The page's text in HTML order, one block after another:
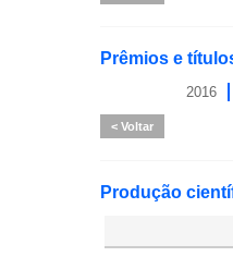
Prêmios e
2016
Voltar
Produção